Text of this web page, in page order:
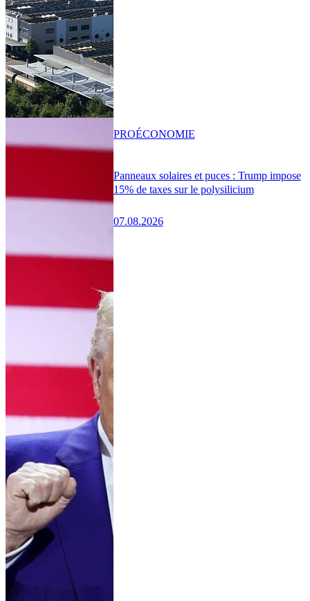
Panneaux solaires et puces : Trump impose
15% de taxes sur le polysilicium
07.08.2026
PROÉCONOMIE